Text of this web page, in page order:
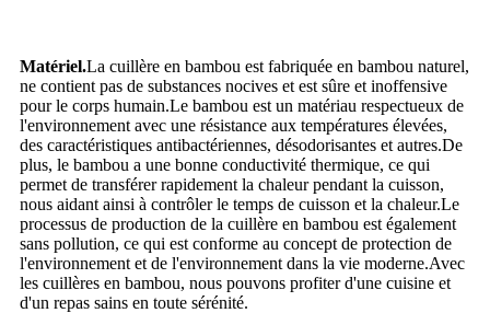
Matériel.La cuillère en bambou est fabriquée en bambou naturel,
ne contient pas de substances nocives et est sûre et inoffensive
pour le corps humain.Le bambou est un matériau respectueux de
l'environnement avec une résistance aux températures élevées,
des caractéristiques antibactériennes, désodorisantes et autres.De
plus, le bambou a une bonne conductivité thermique, ce qui
permet de transférer rapidement la chaleur pendant la cuisson,
nous aidant ainsi à contrôler le temps de cuisson et la chaleur.Le
processus de production de la cuillère en bambou est également
sans pollution, ce qui est conforme au concept de protection de
l'environnement et de l'environnement dans la vie moderne.Avec
les cuillères en bambou, nous pouvons profiter d'une cuisine et
d'un repas sains en toute sérénité.